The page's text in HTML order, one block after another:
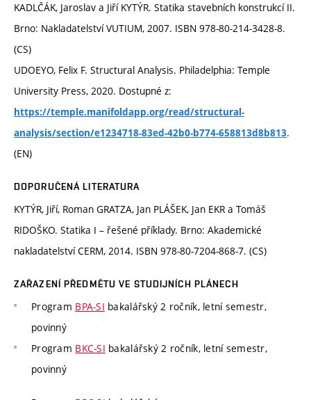
KADLČÁK, Jaroslav a Jiří KYTÝR. Statika stavebních konstrukcí II.
Brno: Nakladatelství VUTIUM, 2007. ISBN 978-80-214-3428-8.
(CS)
UDOEYO, Felix F. Structural Analysis. Philadelphia: Temple
University Press, 2020. Dostupné z:
https://temple.manifoldapp.org/read/structural-
analysis/section/e1234718-83ed-42b0-b774-658813d8b813.
(EN)
DOPORUČENÁ LITERATURA
KYTÝR, Jiří, Roman GRATZA, Jan PLÁŠEK, Jan EKR a Tomáš
RIDOŠKO. Statika I – řešené příklady. Brno: Akademické
nakladatelství CERM, 2014. ISBN 978-80-7204-868-7. (CS)
ZAŘAZENÍ PŘEDMĚTU VE STUDIJNÍCH PLÁNECH
Program BPA-SI bakalářský 2 ročník, letní semestr,
povinný
Program BKC-SI bakalářský 2 ročník, letní semestr,
povinný